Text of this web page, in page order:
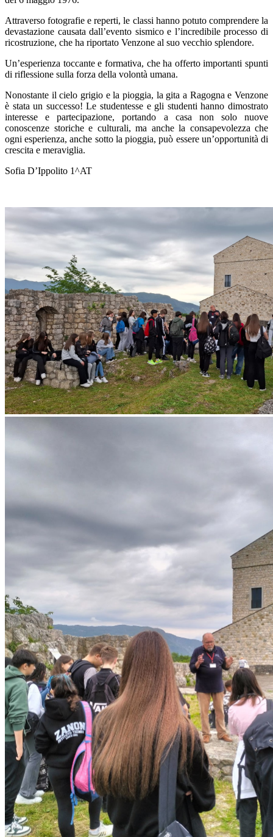
Attraverso fotografie e reperti, le classi hanno potuto comprendere la
devastazione causata dall’evento sismico e l’incredibile processo di
ricostruzione, che ha riportato Venzone al suo vecchio splendore.
Un’esperienza toccante e formativa, che ha offerto importanti spunti
di riflessione sulla forza della volontà umana.
Nonostante il cielo grigio e la pioggia, la gita a Ragogna e Venzone
è stata un successo! Le studentesse e gli studenti hanno dimostrato
interesse e partecipazione, portando a casa non solo nuove
conoscenze storiche e culturali, ma anche la consapevolezza che
ogni esperienza, anche sotto la pioggia, può essere un’opportunità di
crescita e meraviglia.
Sofia D’Ippolito 1^AT